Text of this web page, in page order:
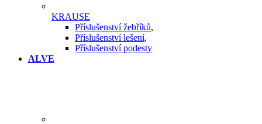
KRAUSE
Příslušenství žebříků,
Příslušenství lešení,
Příslušenství podesty
ALVE